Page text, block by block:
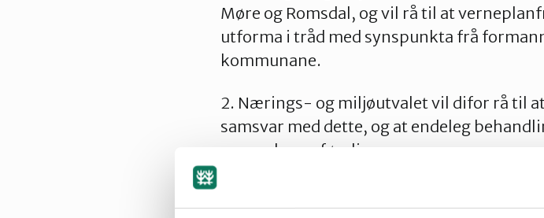
Møre og Romsdal, og vil rå til at
utforma i tråd med synspunkta frå
kommunane.
2. Nærings- og miljøutvalet vil difor rå til
samsvar med dette, og at endeleg
verneplanen føreligg.